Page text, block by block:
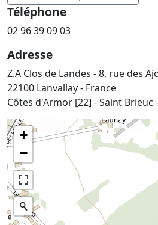
Téléphone
02 96 39 09 03
Adresse
Z.A Clos de Landes - 8, rue des
22100 Lanvallay - France
Côtes d'Armor [22] - Saint Brieuc
+
−